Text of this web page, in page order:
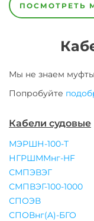
ПОСМОТРЕТЬ
Мы не знаем
Попробуйте
Кабели судовые
МЭРШН-100-Т
НГРШММнг-HF
СМПЭВЭГ
СМПВЭГ-100-1000
СПОЭВ
СПОВнг(A)-БГО